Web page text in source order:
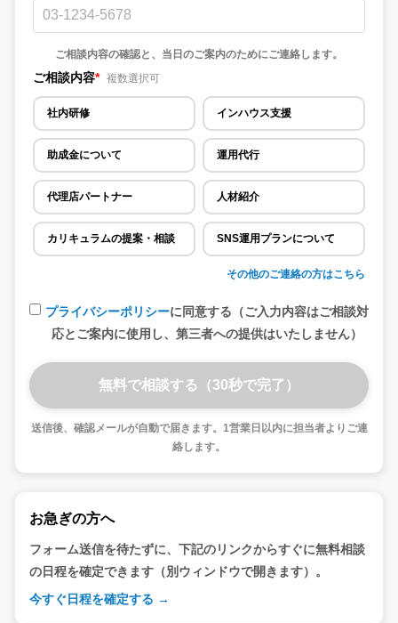
ご相談内容の確認と、当日のご案内のためにご連絡します。
ご相談内容* 複数選択可
社内研修 インハウス支援
助成金について 運用代行
代理店パートナー 人材紹介
カリキュラムの提案・相談 SNS運用プランについて
その他のご連絡の方はこちら
プライバシーポリシーに同意する（ご入力内容はご相談対
応とご案内に使用し、第三者への提供はいたしません）
送信後、確認メールが自動で届きます。1営業日以内に担当者よりご連
絡します。
お急ぎの方へ
フォーム送信を待たずに、下記のリンクからすぐに無料相談
の日程を確定できます（別ウィンドウで開きます）。
今すぐ日程を確定する →